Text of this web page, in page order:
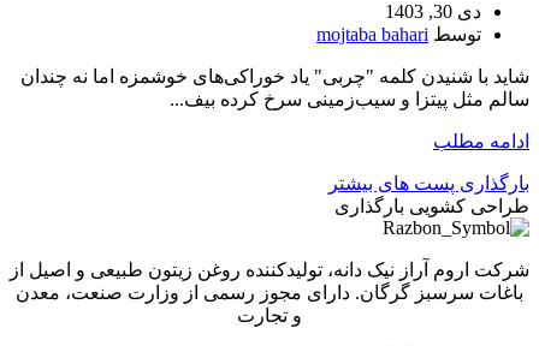
دی 30, 1403
توسط mojtaba bahari
شاید با شنیدن کلمه "چربی" یاد خوراکی‌های خوشمزه اما نه چندان
سالم مثل پیتزا و سیب‌زمینی سرخ کرده بیف...
ادامه مطلب
بارگذاری پست های بیشتر
طراحی کشویی بارگذاری
شرکت اروم آراز نیک دانه، تولیدکننده روغن زیتون طبیعی و اصیل از
باغات سرسبز گرگان. دارای مجوز رسمی از وزارت صنعت، معدن
و تجارت